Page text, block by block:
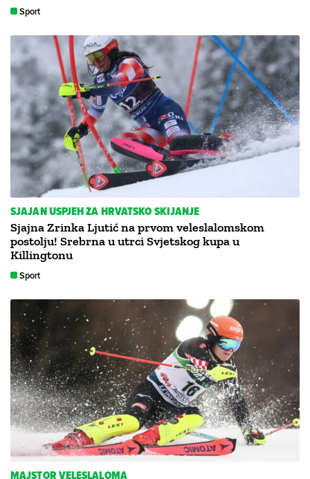
Sport
SJAJAN USPJEH ZA HRVATSKO SKIJANJE
Sjajna Zrinka Ljutić na prvom veleslalomskom
postolju! Srebrna u utrci Svjetskog kupa u
Killingtonu
Sport
MAJSTOR VELESLALOMA